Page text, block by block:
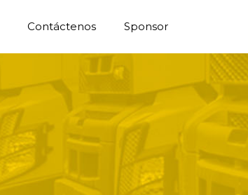
Contáctenos Sponsor